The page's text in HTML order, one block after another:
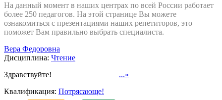
На данный момент в наших центрах по всей России работает
более 250 педагогов. На этой странице Вы можете
ознакомиться с презентациями наших репетиторов, это
поможет Вам правильно выбрать специалиста.
Вера Федоровна
Дисциплина: Чтение
Здравствуйте! ...»
Квалификация: Потрясающе!